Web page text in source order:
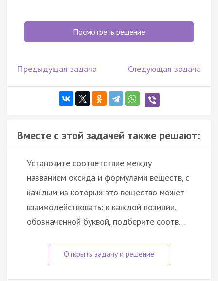
Посмотреть решение
Предыдущая задача Следующая задача
Вместе с этой задачей также решают:
Установите соответствие между
названием оксида и формулами веществ, с
каждым из которых это вещество может
взаимодействовать: к каждой позиции,
обозначенной буквой, подберите соотв…